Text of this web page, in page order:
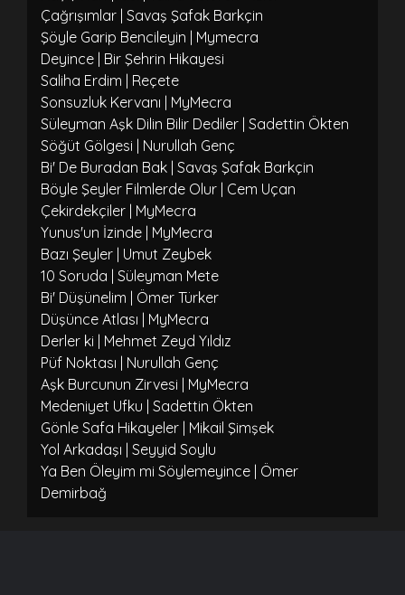
Çağrışımlar | Savaş Şafak Barkçin
Şöyle Garip Bencileyin | Mymecra
Deyince | Bir Şehrin Hikayesi
Saliha Erdim | Reçete
Sonsuzluk Kervanı | MyMecra
Süleyman Aşk Dilin Bilir Dediler | Sadettin Ökten
Söğüt Gölgesi | Nurullah Genç
Bi' De Buradan Bak | Savaş Şafak Barkçin
Böyle Şeyler Filmlerde Olur | Cem Uçan
Çekirdekçiler | MyMecra
Yunus'un İzinde | MyMecra
Bazı Şeyler | Umut Zeybek
10 Soruda | Süleyman Mete
Bi' Düşünelim | Ömer Türker
Düşünce Atlası | MyMecra
Derler ki | Mehmet Zeyd Yıldız
Püf Noktası | Nurullah Genç
Aşk Burcunun Zirvesi | MyMecra
Medeniyet Ufku | Sadettin Ökten
Gönle Safa Hikayeler | Mikail Şimşek
Yol Arkadaşı | Seyyid Soylu
Ya Ben Öleyim mi Söylemeyince | Ömer
Demirbağ